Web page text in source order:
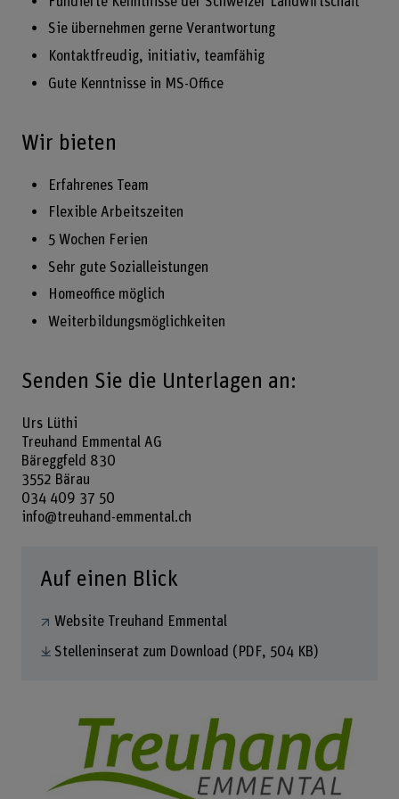
Sie übernehmen gerne Verantwortung
Kontaktfreudig, initiativ, teamfähig
Gute Kenntnisse in MS-Office
Wir bieten
Erfahrenes Team
Flexible Arbeitszeiten
5 Wochen Ferien
Sehr gute Sozialleistungen
Homeoffice möglich
Weiterbildungsmöglichkeiten
Senden Sie die Unterlagen an:
Urs Lüthi
Treuhand Emmental AG
Bäreggfeld 830
3552 Bärau
034 409 37 50
info@treuhand-emmental.ch
Auf einen Blick
Website Treuhand Emmental
Stelleninserat zum Download (PDF, 504 KB)